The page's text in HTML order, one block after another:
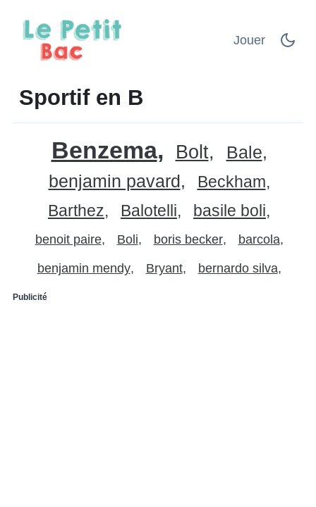
Jouer
Sportif en B
Benzema Bolt
Bale
benjamin pavard
Beckham
Barthez
Balotelli basile boli
benoit paire Boli boris becker barcola
benjamin mendy Bryant bernardo silva
Publicité